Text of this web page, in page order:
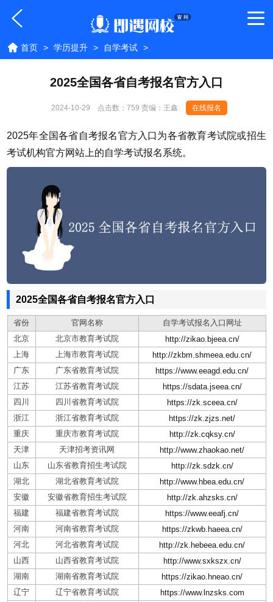
首页 > 学历提升 > 自学考试 >
2025全国各省自考报名官方入口
2024-10-29 点击数： 759 责编：王鑫 在线报名
2025年全国各省自考报名官方入口为各省教育考试院或招生
考试机构官方网站上的自学考试报名系统。
2025全国各省自考报名官方入口
省份 官网名称
自学考试报名入口网址
北京
北京市教育考试院
http://zikao.bjeea.cn/
上海
上海市教育考试院
http://zkbm.shmeea.edu.cn/
广东
广东省教育考试院
https://www.eeagd.edu.cn/
江苏
江苏省教育考试院
https://sdata.jseea.cn/
四川
四川省教育考试院
https://zk.sceea.cn/
浙江
浙江省教育考试院
https://zk.zjzs.net/
重庆
重庆市教育考试院
http://zk.cqksy.cn/
天津
天津招考资讯网
http://www.zhaokao.net/
山东
山东省教育招生考试院
http://zk.sdzk.cn/
湖北
湖北省教育考试院
http://www.hbea.edu.cn/
安徽
安徽省教育招生考试院
http://zk.ahzsks.cn/
福建
福建省教育考试院
https://www.eeafj.cn/
河南
河南省教育考试院
https://zkwb.haeea.cn/
河北
河北省教育考试院
http://zk.hebeea.edu.cn/
山西
山西省教育考试院
http://www.sxkszx.cn/
湖南
湖南省教育考试院
https://zikao.hneao.cn/
辽宁
辽宁省教育考试院
https://www.lnzsks.com